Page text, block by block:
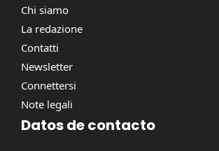
Chi siamo
La redazione
Contatti
Newsletter
Connettersi
Note legali
Datos de contacto